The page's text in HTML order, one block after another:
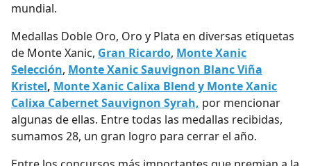
mundial.
Medallas Doble Oro, Oro y Plata en diversas etiquetas
de Monte Xanic, Gran Ricardo, Monte Xanic
Selección, Monte Xanic Sauvignon Blanc Viña
Kristel, Monte Xanic Calixa Blend y Monte Xanic
Calixa Cabernet Sauvignon Syrah, por mencionar
algunas de ellas. Entre todas las medallas recibidas,
sumamos 28, un gran logro para cerrar el año.